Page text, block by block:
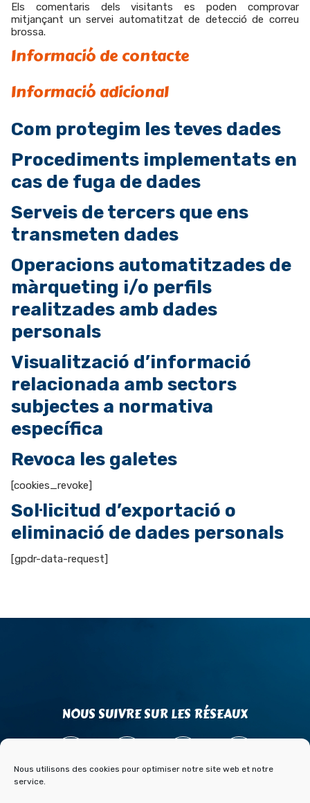
Nous utilisons des cookies pour optimiser notre site web et notre
service.
Els comentaris dels visitants es poden comprovar
mitjançant un servei automatitzat de detecció de correu
brossa.
Informació de contacte
Informació adicional
Com protegim les teves dades
Procediments implementats en
cas de fuga de dades
Serveis de tercers que ens
transmeten dades
Operacions automatitzades de
màrqueting i/o perfils
realitzades amb dades
personals
Visualització d’informació
relacionada amb sectors
subjectes a normativa
específica
Revoca les galetes
[cookies_revoke]
Sol·licitud d’exportació o
eliminació de dades personals
[gpdr-data-request]
NOUS SUIVRE SUR LES RÉSEAUX